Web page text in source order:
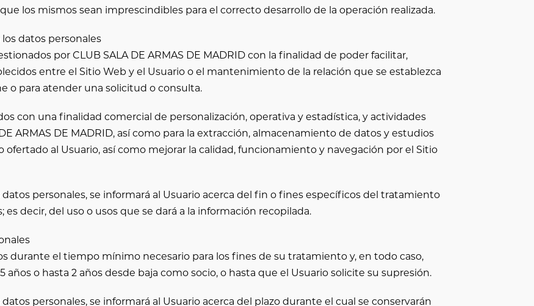
los mismos sean imprescindibles para el correcto desarrollo de la operación realizada.
datos personales
por CLUB SALA DE ARMAS DE MADRID con la finalidad de poder facilitar,
entre el Sitio Web y el Usuario o el mantenimiento de la relación que se establezca
o para atender una solicitud o consulta.
con una finalidad comercial de personalización, operativa y estadística, y actividades
ARMAS DE MADRID, así como para la extracción, almacenamiento de datos y estudios
al Usuario, así como mejorar la calidad, funcionamiento y navegación por el Sitio
personales, se informará al Usuario acerca del fin o fines específicos del tratamiento
decir, del uso o usos que se dará a la información recopilada.
durante el tiempo mínimo necesario para los fines de su tratamiento y, en todo caso,
5 años o hasta 2 años desde baja como socio, o hasta que el Usuario solicite su supresión.
personales, se informará al Usuario acerca del plazo durante el cual se conservarán